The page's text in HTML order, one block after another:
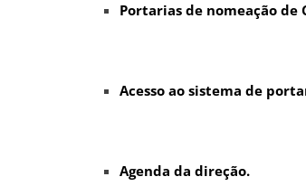
Portarias de nomeação de
Acesso ao sistema de
Agenda da direção.